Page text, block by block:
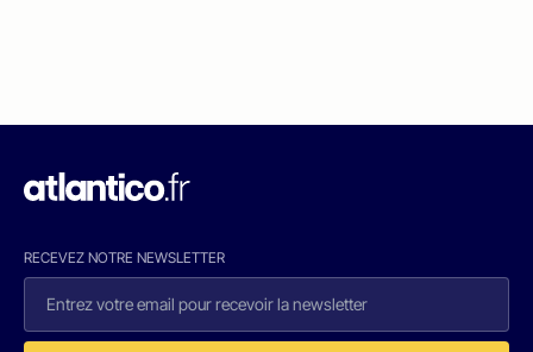
RECEVEZ NOTRE NEWSLETTER